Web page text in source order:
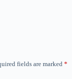
fields are marked *